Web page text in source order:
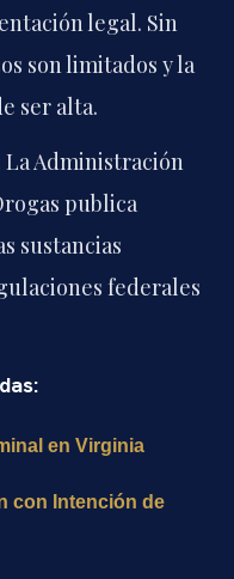
legal. Sin
son limitados y la
ser alta.
La Administración
publica
sustancias
federales
en Virginia
con Intención de